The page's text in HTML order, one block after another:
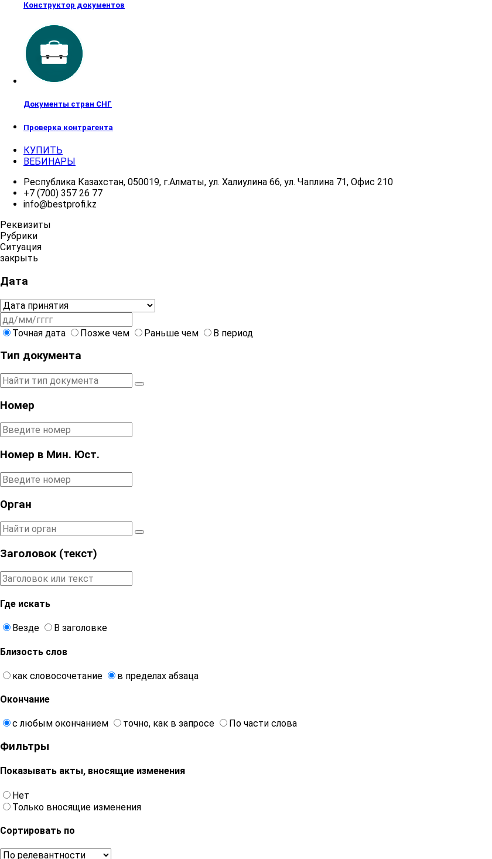
Конструктор документов
Документы стран СНГ
Проверка контрагента
КУПИТЬ
ВЕБИНАРЫ
Республика Казахстан, 050019, г.Алматы, ул. Халиулина 66, ул. Чаплина 71, Офис 210
+7 (700) 357 26 77
info@bestprofi.kz
Реквизиты
Рубрики
Ситуация
закрыть
Дата
Точная дата Позже чем Раньше чем В период
Тип документа
Номер
Номер в Мин. Юст.
Орган
Заголовок (текст)
Где искать
Везде В заголовке
Близость слов
как словосочетание в пределах абзаца
Окончание
с любым окончанием точно, как в запросе По части слова
Фильтры
Показывать акты, вносящие изменения
Нет
Только вносящие изменения
Сортировать по